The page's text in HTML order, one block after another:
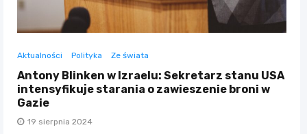
Aktualności Polityka Ze świata
Antony Blinken w Izraelu: Sekretarz stanu USA
intensyfikuje starania o zawieszenie broni w
Gazie
19 sierpnia 2024